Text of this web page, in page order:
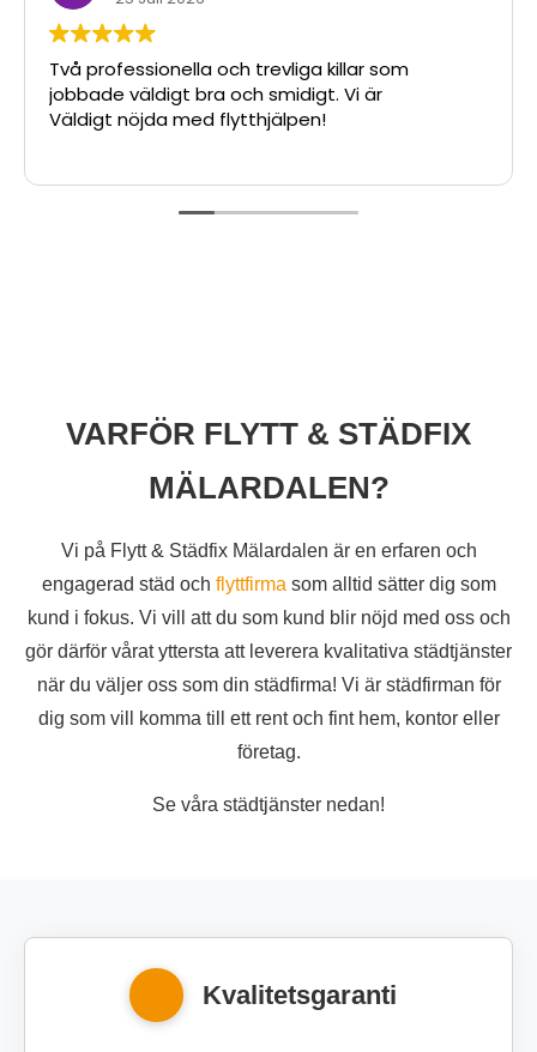
Två professionella och trevliga killar som
jobbade väldigt bra och smidigt. Vi är
Väldigt nöjda med flytthjälpen!
VARFÖR FLYTT & STÄDFIX
MÄLARDALEN?
Vi på Flytt & Städfix Mälardalen är en erfaren och
engagerad städ och flyttfirma som alltid sätter dig som
kund i fokus. Vi vill att du som kund blir nöjd med oss och
gör därför vårat yttersta att leverera kvalitativa städtjänster
när du väljer oss som din städfirma! Vi är städfirman för
dig som vill komma till ett rent och fint hem, kontor eller
företag.
Se våra städtjänster nedan!
Kvalitetsgaranti